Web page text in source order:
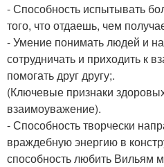
- Способность испытывать
того, что отдаешь, чем
- Умение понимать людей и
сотрудничать и приходить к
помогать друг другу;.
(Ключевые признаки
взаимоуважение).
- Способность творчески
враждебную энергию в
способность любить Вильям